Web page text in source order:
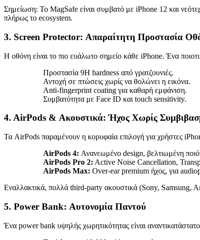
Σημείωση: Το MagSafe είναι συμβατό με iPhone 12 και
πλήρως το ecosystem.
3. Screen Protector: Απαραίτητη Προστασία
Η οθόνη είναι το πιο ευάλωτο σημείο κάθε iPhone. Ένα
Προστασία 9H hardness από γρατζουνιές.
Αντοχή σε πτώσεις χωρίς να θολώνει η εικόνα.
Anti-fingerprint coating για καθαρή εμφάνιση.
Συμβατότητα με Face ID και touch sensitivity.
4. AirPods & Ακουστικά: Ήχος Χωρίς
Τα AirPods παραμένουν η κορυφαία επιλογή για χρήστες
AirPods 4: Ανανεωμένο design, βελτιωμένη
AirPods Pro 2: Active Noise Cancellation,
AirPods Max: Over-ear premium ήχος, για
Εναλλακτικά, πολλά third-party ακουστικά (Sony, Samsung,
5. Power Bank: Αυτονομία Παντού
Ένα power bank υψηλής χωρητικότητας είναι